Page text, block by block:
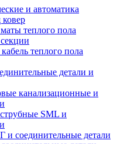
и автоматика
ковер
теплого пола
теплого пола
детали и
канализационные и
SML и
соединительные детали